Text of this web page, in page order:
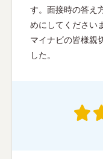
す。面接時の答え
めにしてください
マイナビの皆様親
した。